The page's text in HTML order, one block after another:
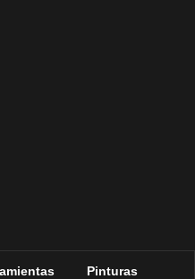
Pinturas